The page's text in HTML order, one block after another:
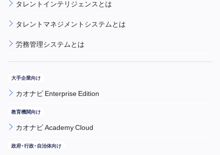
タレントインテリジェンスとは
タレントマネジメントシステムとは
労務管理システムとは
カオナビ Enterprise Edition
カオナビ Academy Cloud